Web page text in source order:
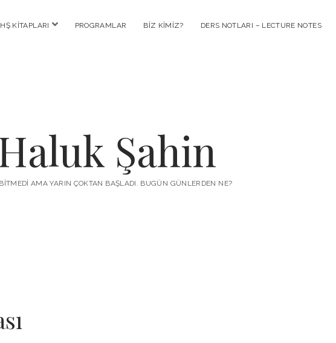
HŞ KITAPLARI menüyüPROGRAMLAR BIZ KIMIZ? DERS NOTLARI – LECTURE NOTES
Şahin
AMA YARIN ÇOKTAN BAŞLADI. BUGÜN GÜNLERDEN NE?